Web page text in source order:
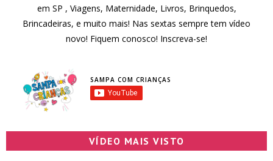
em SP , Viagens, Maternidade, Livros, Brinquedos,
Brincadeiras, e muito mais! Nas sextas sempre tem vídeo
novo! Fiquem conosco! Inscreva-se!
SAMPA COM CRIANÇAS
VÍDEO MAIS VISTO